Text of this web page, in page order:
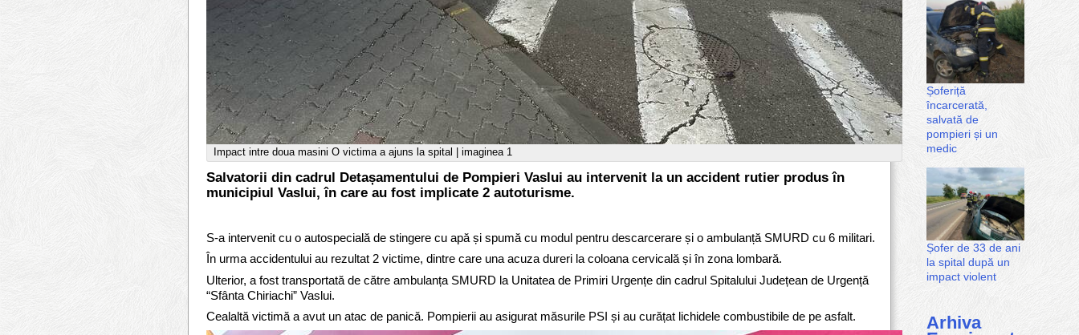
Impact intre doua masini O victima a ajuns la spital | imaginea 1
Salvatorii din cadrul Detașamentului de Pompieri Vaslui au intervenit la un accident rutier produs în
municipiul Vaslui, în care au fost implicate 2 autoturisme.
S-a intervenit cu o autospecială de stingere cu apă și spumă cu modul pentru descarcerare și o ambulanță SMURD cu 6 militari.
În urma accidentului au rezultat 2 victime, dintre care una acuza dureri la coloana cervicală și în zona lombară.
Ulterior, a fost transportată de către ambulanța SMURD la Unitatea de Primiri Urgențe din cadrul Spitalului Județean de Urgență
“Sfânta Chiriachi” Vaslui.
Cealaltă victimă a avut un atac de panică. Pompierii au asigurat măsurile PSI și au curățat lichidele combustibile de pe asfalt.
Șoferiță
încarcerată,
salvată de
pompieri și un
medic
Șofer de 33 de ani
la spital după un
impact violent
Arhiva